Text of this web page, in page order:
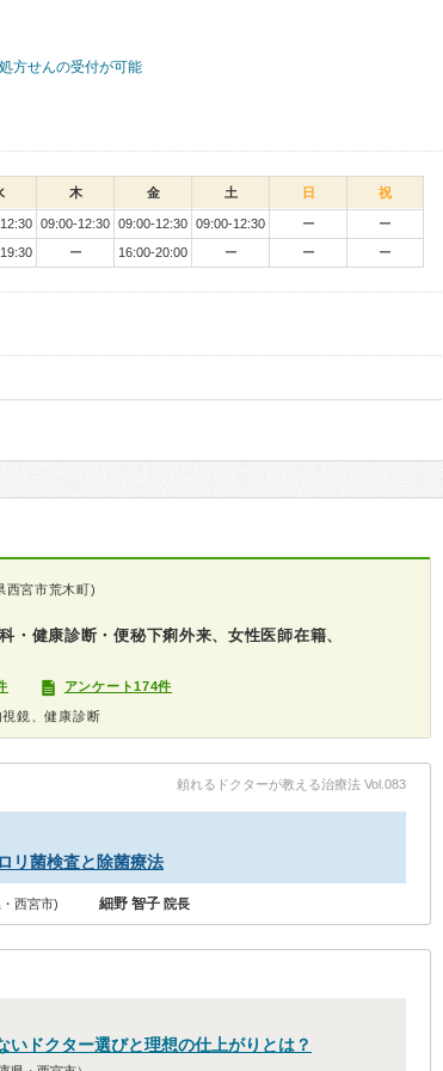
方せんの受付が可能
木 金 土 日 祝
09:00-12:30 09:00-12:30 09:00-12:30 ー
ー
ー 16:00-20:00 ー ー ー
西宮市荒木町)
・健康診断・便秘下痢外来、女性医師在籍、
アンケート174件
鏡、健康診断
頼れるドクターが教える治療法 Vol.083
リ菌検査と除菌療法
西宮市) 細野 智子 院長
いドクター選びと理想の仕上がりとは？